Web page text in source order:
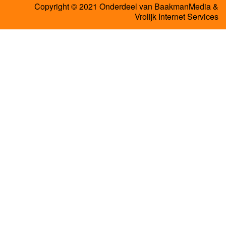
Copyright © 2021 Onderdeel van BaakmanMedia&
Vrolijk Internet Services